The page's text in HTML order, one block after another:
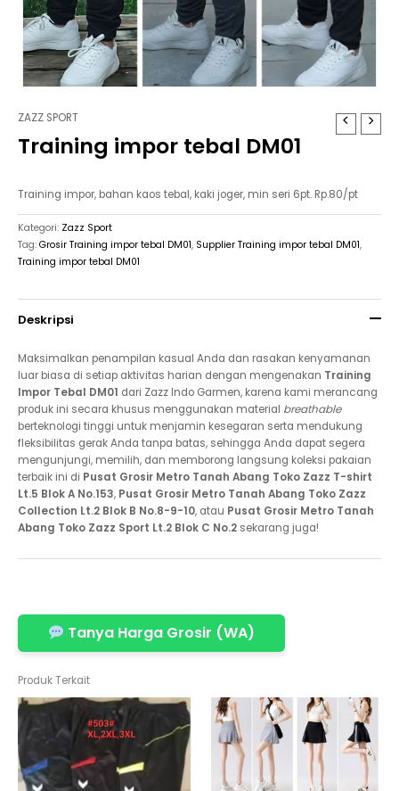
ZAZZ SPORT
Training impor tebal DM01
Training impor, bahan kaos tebal, kaki joger, min seri 6pt. Rp.80/pt
Kategori: Zazz Sport
Tag: Grosir Training impor tebal DM01, Supplier Training impor tebal DM01,
Training impor tebal DM01
Deskripsi
Maksimalkan penampilan kasual Anda dan rasakan kenyamanan
luar biasa di setiap aktivitas harian dengan mengenakan Training
Impor Tebal DM01 dari Zazz Indo Garmen, karena kami merancang
produk ini secara khusus menggunakan material breathable
berteknologi tinggi untuk menjamin kesegaran serta mendukung
fleksibilitas gerak Anda tanpa batas, sehingga Anda dapat segera
mengunjungi, memilih, dan memborong langsung koleksi pakaian
terbaik ini di Pusat Grosir Metro Tanah Abang Toko Zazz T-shirt
Lt.5 Blok A No.153, Pusat Grosir Metro Tanah Abang Toko Zazz
Collection Lt.2 Blok B No.8-9-10, atau Pusat Grosir Metro Tanah
Abang Toko Zazz Sport Lt.2 Blok C No.2 sekarang juga!
Tanya Harga Grosir (WA)
Produk Terkait